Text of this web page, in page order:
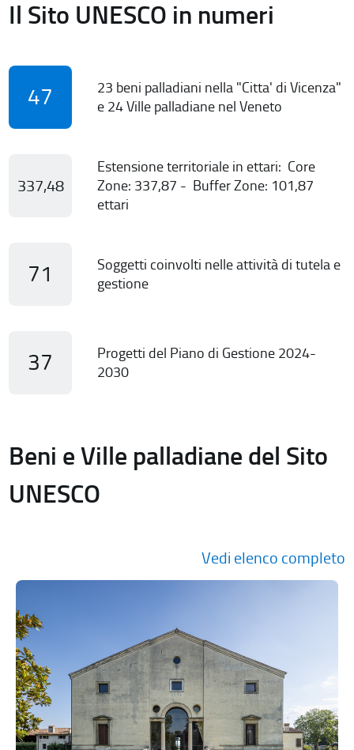
Il Sito UNESCO in numeri
47
23 beni palladiani nella "Citta' di Vicenza"
e 24 Ville palladiane nel Veneto
337,48
Estensione territoriale in ettari: Core
Zone: 337,87 - Buffer Zone: 101,87
ettari
71
Soggetti coinvolti nelle attività di tutela e
gestione
37
Progetti del Piano di Gestione 2024-
2030
Beni e Ville palladiane del Sito
UNESCO
Vedi elenco completo